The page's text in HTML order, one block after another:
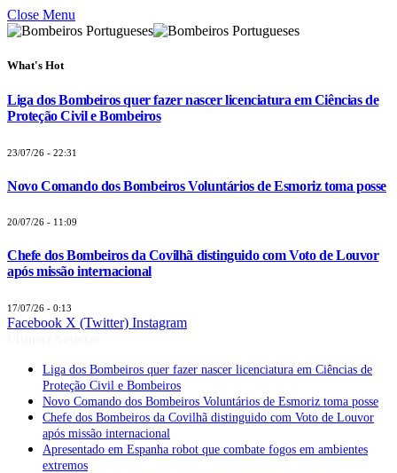
Close Menu
What's Hot
Liga dos Bombeiros quer fazer nascer licenciatura em Ciências de
Proteção Civil e Bombeiros
23/07/26 - 22:31
Novo Comando dos Bombeiros Voluntários de Esmoriz toma posse
20/07/26 - 11:09
Chefe dos Bombeiros da Covilhã distinguido com Voto de Louvor
após missão internacional
17/07/26 - 0:13
Facebook X (Twitter) Instagram
Liga dos Bombeiros quer fazer nascer licenciatura em Ciências de
Proteção Civil e Bombeiros
Novo Comando dos Bombeiros Voluntários de Esmoriz toma posse
Chefe dos Bombeiros da Covilhã distinguido com Voto de Louvor
após missão internacional
Apresentado em Espanha robot que combate fogos em ambientes
extremos